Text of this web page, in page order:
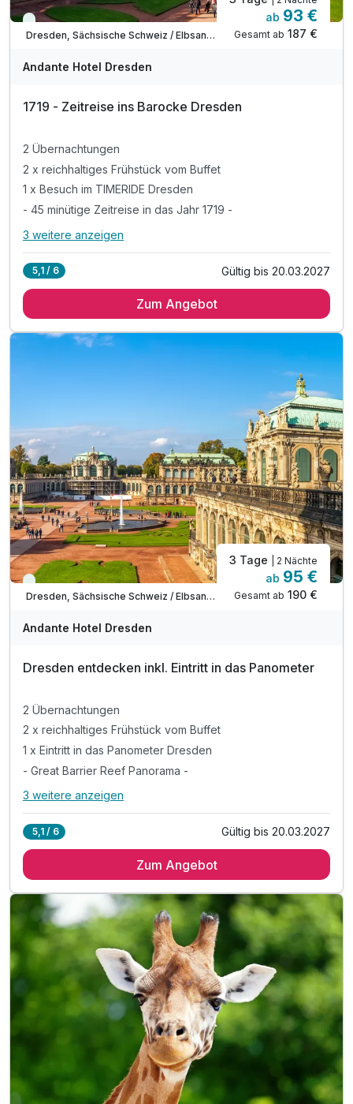
Viele Termine frei
Dresden, Sächsische Schweiz / Elbsandsteingebirge
ab 93 €
Gesamt ab 187 €
Andante Hotel Dresden
1719 - Zeitreise ins Barocke Dresden
2 Übernachtungen
2 x reichhaltiges Frühstück vom Buffet
1 x Besuch im TIMERIDE Dresden
- 45 minütige Zeitreise in das Jahr 1719 -
Alle Inklusivleistungen
2 x reichhaltiges Frühstück vom Buffet
- 45 minütige Zeitreise in das Jahr 1719 -
3 weitere anzeigen
5,1 / 6 Gültig bis 20.03.2027
Zum Angebot
Viele Termine frei
Dresden, Sächsische Schweiz / Elbsandsteingebirge
3 Tage | 2 Nächte
ab 95 €
Gesamt ab 190 €
Andante Hotel Dresden
Dresden entdecken inkl. Eintritt in das Panometer
2 Übernachtungen
2 x reichhaltiges Frühstück vom Buffet
1 x Eintritt in das Panometer Dresden
- Great Barrier Reef Panorama -
Alle Inklusivleistungen
2 x reichhaltiges Frühstück vom Buffet
- Great Barrier Reef Panorama -
1 x vitaminreicher Obstkorb auf dem Zimmer
1 x Flasche Mineralwasser im Zimmer
inkl. WLAN
3 weitere anzeigen
5,1 / 6 Gültig bis 20.03.2027
Zum Angebot